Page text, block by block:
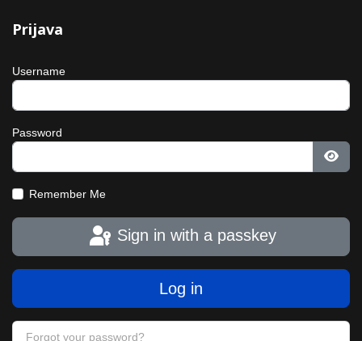
Prijava
Username
Password
Remember Me
Sign in with a passkey
Log in
Forgot your password?